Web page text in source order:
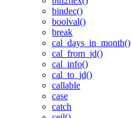
bindec()
boolval()
break
cal_days_in_month()
cal_from_jd()
cal_info()
cal_to_jd()
callable
case
catch